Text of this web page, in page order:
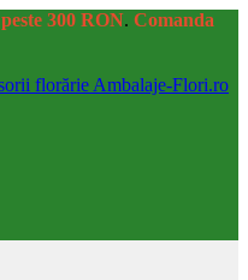
peste 300 RON. Comanda